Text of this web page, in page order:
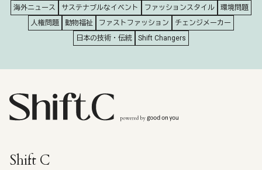
海外ニュース
サステナブルなイベント ファッションスタイル
環境問題
人権問題
動物福祉 ファストファッション
チェンジメーカー
日本の技術・伝統
Shift Changers
Shift C